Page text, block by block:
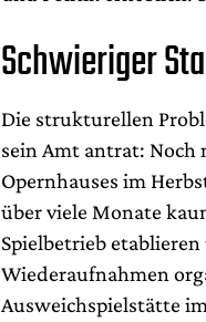
Schwieriger
Die strukturellen
sein Amt antrat: Noch
Opernhauses im
über viele Monate
Spielbetrieb
Wiederaufnahmen
Ausweichspielstätte